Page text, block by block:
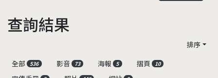
查詢結果
排序
全部
536 影音 73 海報 5 摺頁 10